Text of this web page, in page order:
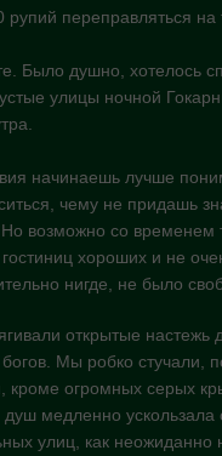
переправляться на
Было душно, хотелось
улицы ночной
начинаешь лучше
чему не придашь
Но возможно со
хороших и не
нигде, не было
открытые настежь
Мы робко стучали,
кроме огромных серых
медленно
улиц, как неожиданно